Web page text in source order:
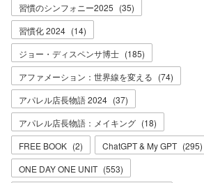
習慣のシンフォニー2025 (35)
習慣化 2024 (14)
ジョー・ディスペンサ博士 (185)
アファメーション：世界線を変える (74)
アパレル店長物語 2024 (37)
アパレル店長物語：メイキング (18)
FREE BOOK (2) ChatGPT & My GPT (295)
ONE DAY ONE UNIT (553)